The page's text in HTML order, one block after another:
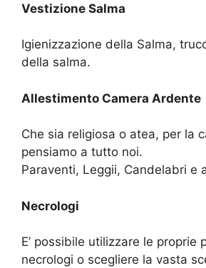
Vestizione Salma
Igienizzazione della Salma,
della salma.
Allestimento Camera Ardente
Che sia religiosa o atea, per la
pensiamo a tutto noi.
Paraventi, Leggii, Candelabri e
Necrologi
E’ possibile utilizzare le proprie
necrologi o scegliere la vasta